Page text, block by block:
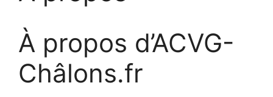
À propos d’ACVG-
Châlons.fr